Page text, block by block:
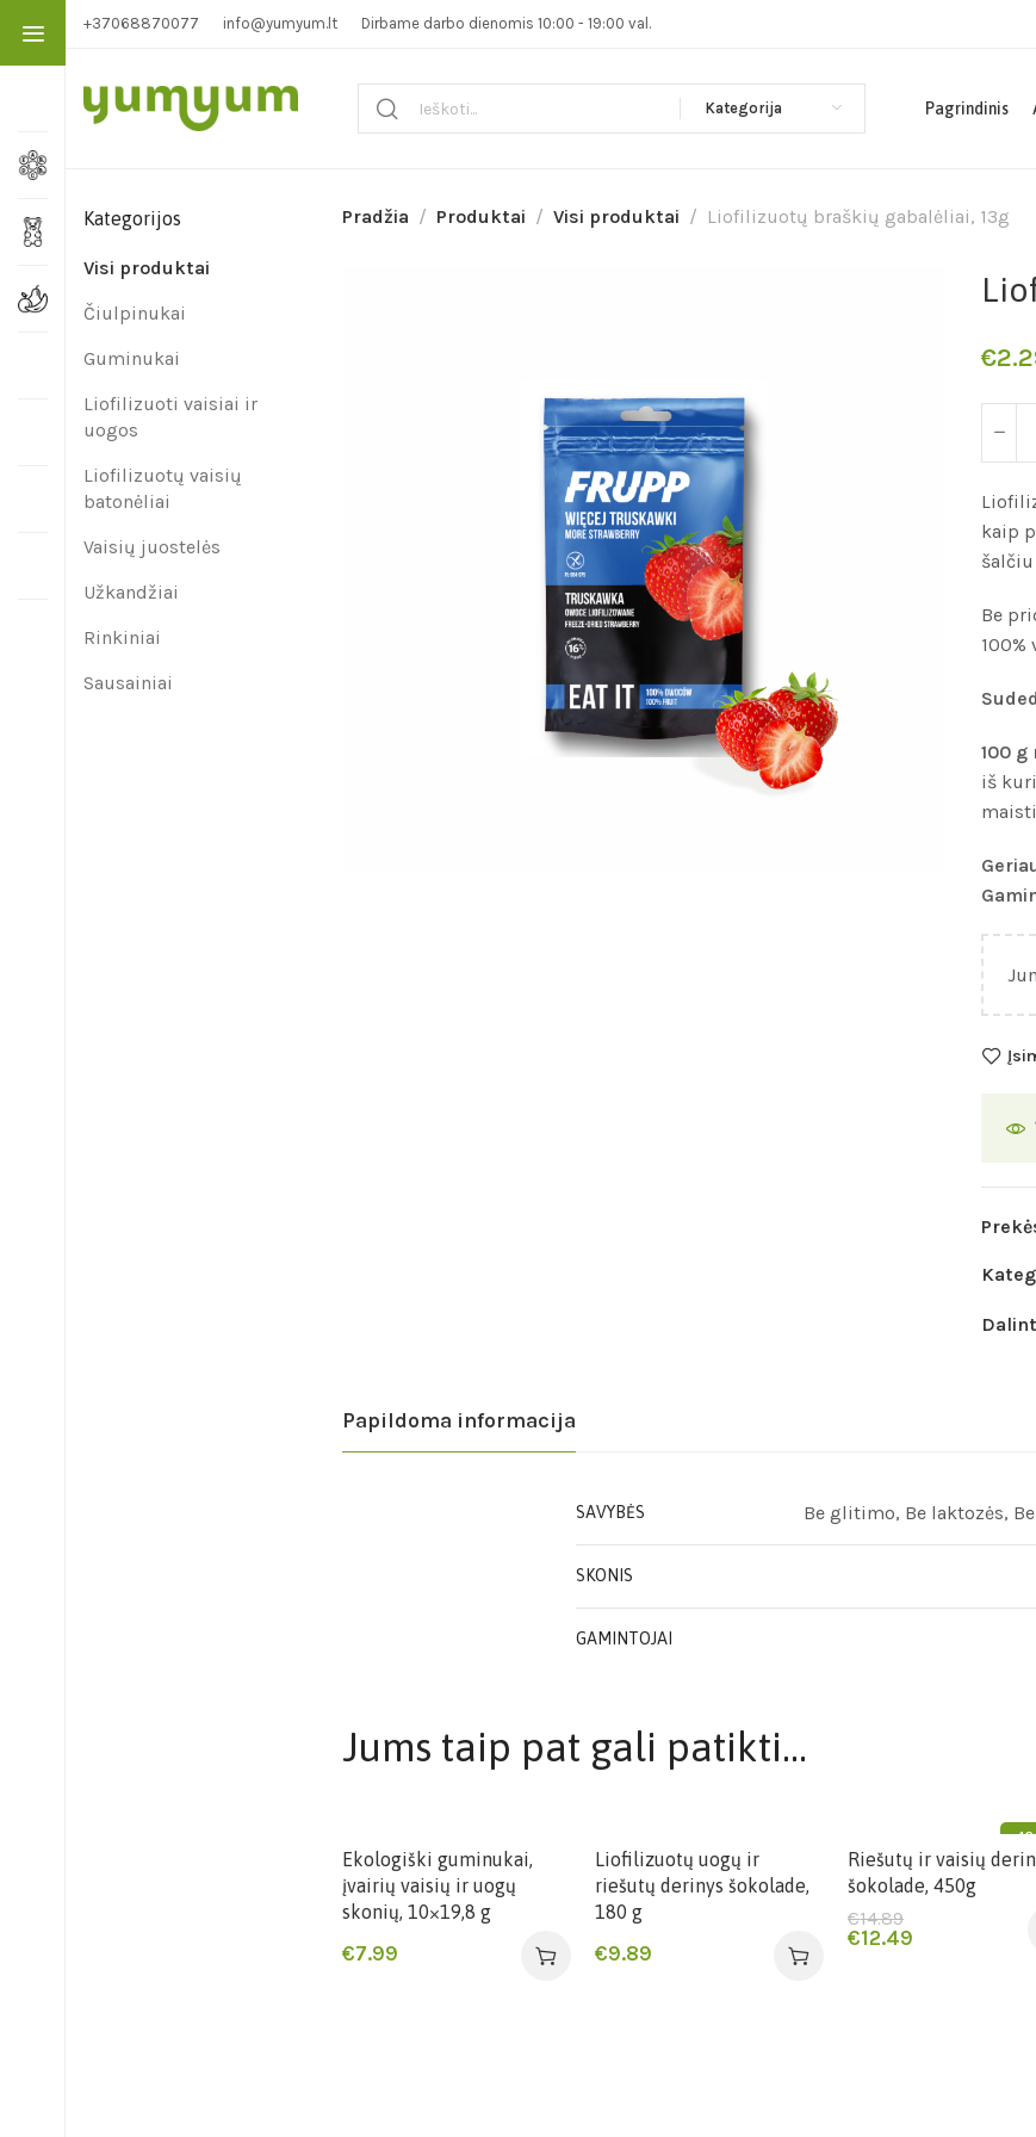
+37068870077 info@yumyum.lt Dirbame darbo dienomis 10:00 - 19:00 val.
Kategorija Pagrindinis
Pradžia Produktai Visi produktai Liofilizuotų braškių gabalėliai, 13g
€
kaip
Be
100%
100 g
iš
Papildoma informacija
SAVYBĖS Be glitimo, Be laktozės,
SKONIS
GAMINTOJAI
Jums taip pat gali patikti…
Ekologiški guminukai,
įvairių vaisių ir uogų
skonių, 10×19,8 g
€7.99
Liofilizuotų uogų ir
riešutų derinys šokolade,
180 g
€9.89
-
Riešutų ir vaisių
šokolade, 450g
€14.89
€12.49
Kategorijos
Visi produktai
Čiulpinukai
Guminukai
Liofilizuoti vaisiai ir
uogos
Liofilizuotų vaisių
batonėliai
Vaisių juostelės
Užkandžiai
Rinkiniai
Sausainiai